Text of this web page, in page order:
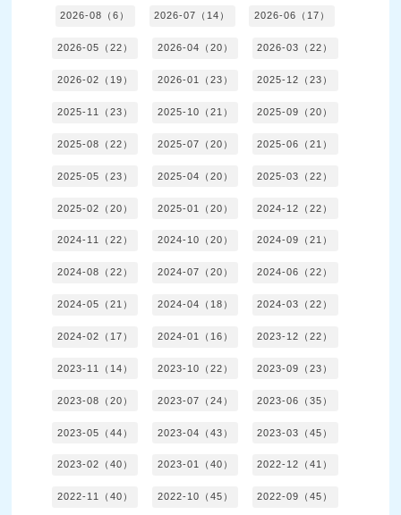
2026-08（6） 2026-07（14） 2026-06（17）
2026-05（22） 2026-04（20） 2026-03（22）
2026-02（19） 2026-01（23） 2025-12（23）
2025-11（23） 2025-10（21） 2025-09（20）
2025-08（22） 2025-07（20） 2025-06（21）
2025-05（23） 2025-04（20） 2025-03（22）
2025-02（20） 2025-01（20） 2024-12（22）
2024-11（22） 2024-10（20） 2024-09（21）
2024-08（22） 2024-07（20） 2024-06（22）
2024-05（21） 2024-04（18） 2024-03（22）
2024-02（17） 2024-01（16） 2023-12（22）
2023-11（14） 2023-10（22） 2023-09（23）
2023-08（20） 2023-07（24） 2023-06（35）
2023-05（44） 2023-04（43） 2023-03（45）
2023-02（40） 2023-01（40） 2022-12（41）
2022-11（40） 2022-10（45） 2022-09（45）